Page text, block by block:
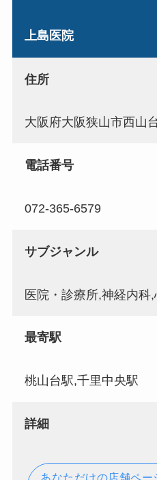
上島医院
住所
大阪府大阪狭山市西山
電話番号
072-365-6579
サブジャンル
医院・診療所,神経内科
最寄駅
桃山台駅,千里中央駅
詳細
あなただけの店舗ペ